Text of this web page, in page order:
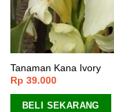
Tanaman Kana Ivory
Rp 39.000
BELI SEKARANG